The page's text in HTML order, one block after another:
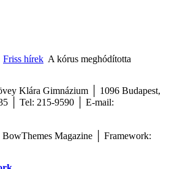
Friss hírek A kórus meghódította
Klára Gimnázium │ 1096 Budapest,
│ Tel: 215-9590
E-mail:
Magazine │ Framework: